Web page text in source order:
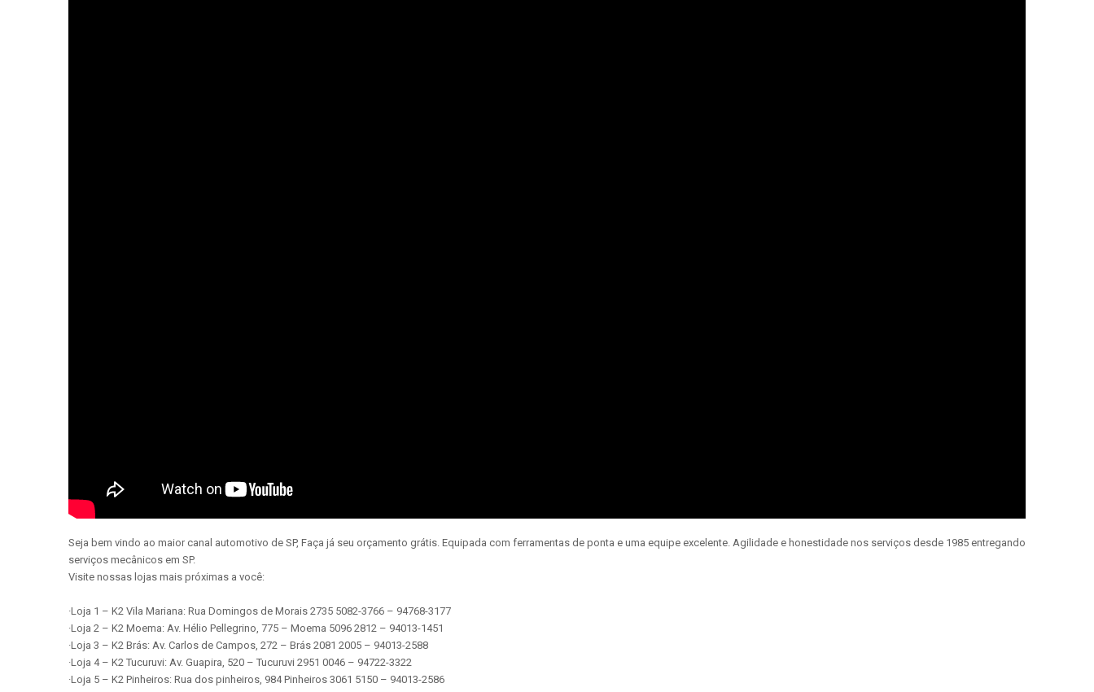
Seja bem vindo ao maior canal automotivo de SP, Faça já seu orçamento grátis. Equipada com ferramentas de ponta e uma equipe excelente. Agilidade e honestidade nos serviços desde 1985 entregando
serviços mecânicos em SP.
Visite nossas lojas mais próximas a você:
·Loja 1 – K2 Vila Mariana: Rua Domingos de Morais 2735 5082-3766 – 94768-3177
·Loja 2 – K2 Moema: Av. Hélio Pellegrino, 775 – Moema 5096 2812 – 94013-1451
·Loja 3 – K2 Brás: Av. Carlos de Campos, 272 – Brás 2081 2005 – 94013-2588
·Loja 4 – K2 Tucuruvi: Av. Guapira, 520 – Tucuruvi 2951 0046 – 94722-3322
·Loja 5 – K2 Pinheiros: Rua dos pinheiros, 984 Pinheiros 3061 5150 – 94013-2586